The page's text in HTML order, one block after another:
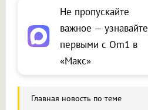
Не пропускайте
важное — узнавайте
первыми с Om1 в
«Макс»
Главная новость по теме